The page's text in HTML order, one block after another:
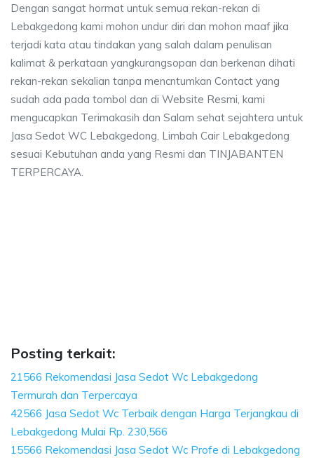
Dengan sangat hormat untuk semua rekan-rekan di
Lebakgedong kami mohon undur diri dan mohon maaf jika
terjadi kata atau tindakan yang salah dalam penulisan
kalimat & perkataan yangkurangsopan dan berkenan dihati
rekan-rekan sekalian tanpa mencntumkan Contact yang
sudah ada pada tombol dan di Website Resmi, kami
mengucapkan Terimakasih dan Salam sehat sejahtera untuk
Jasa Sedot WC Lebakgedong, Limbah Cair Lebakgedong
sesuai Kebutuhan anda yang Resmi dan TINJABANTEN
TERPERCAYA.
Posting terkait:
21566 Rekomendasi Jasa Sedot Wc Lebakgedong
Termurah dan Terpercaya
42566 Jasa Sedot Wc Terbaik dengan Harga Terjangkau di
Lebakgedong Mulai Rp. 230,566
15566 Rekomendasi Jasa Sedot Wc Profe di Lebakgedong